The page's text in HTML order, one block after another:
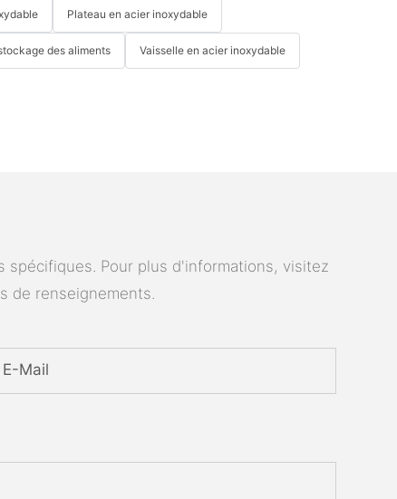
Plateau en acier inoxydable
des aliments Vaisselle en acier inoxydable
Pour plus d'informations, visitez
de renseignements.
E-Mail